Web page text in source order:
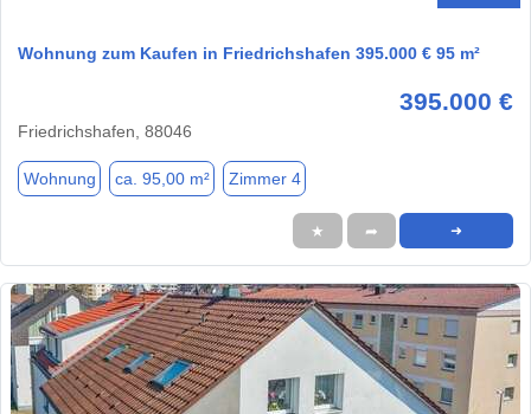
Wohnung zum Kaufen in Friedrichshafen 395.000 € 95 m²
395.000 €
Friedrichshafen, 88046
Wohnung ca. 95,00 m² Zimmer 4
★ ➦ ➜